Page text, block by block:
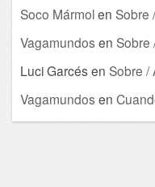
Soco Mármolen Sobre
Vagamundos en Sobre
Luci Garcés en Sobre /
Vagamundos en